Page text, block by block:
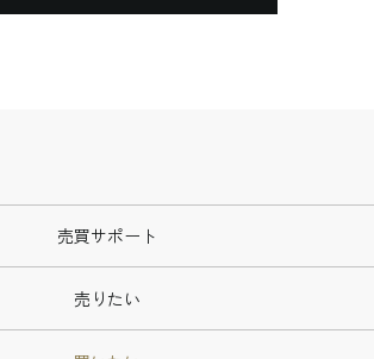
売買サポート
売りたい